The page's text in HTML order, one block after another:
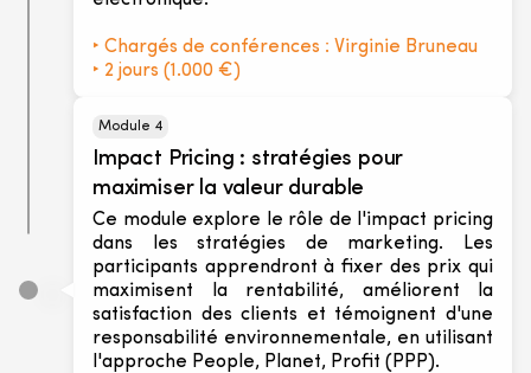
‣ Chargés de conférences : Virginie Bruneau
‣ 2 jours (1.000 €)
Module 4
Impact Pricing : stratégies pour
maximiser la valeur durable
Ce module explore le rôle de l'impact pricing
dans les stratégies de marketing. Les
participants apprendront à fixer des prix qui
maximisent la rentabilité, améliorent la
satisfaction des clients et témoignent d'une
responsabilité environnementale, en utilisant
l'approche People, Planet, Profit (PPP).